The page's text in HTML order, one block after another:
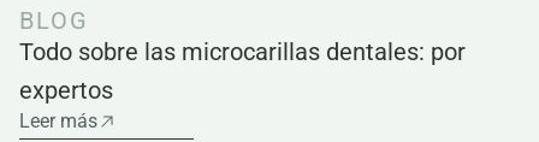
BLOG
Todo sobre las microcarillas dentales: por
expertos
Leer más